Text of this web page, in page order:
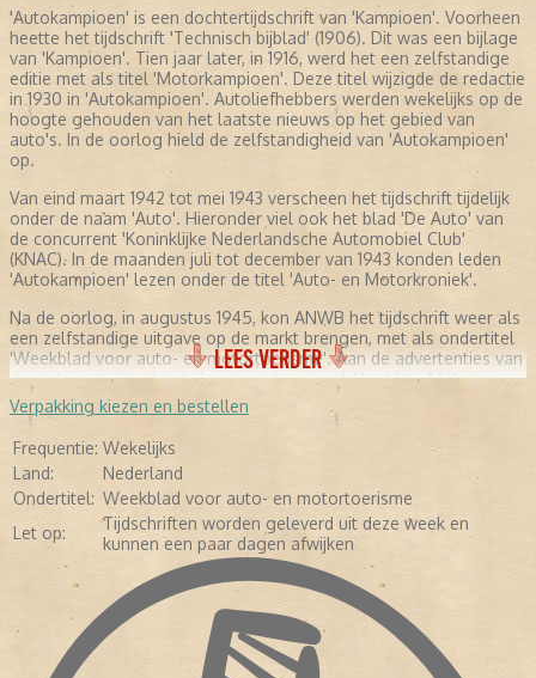
'Autokampioen' is een dochtertijdschrift van 'Kampioen'. Voorheen
heette het tijdschrift 'Technisch bijblad' (1906). Dit was een bijlage
van 'Kampioen'. Tien jaar later, in 1916, werd het een zelfstandige
editie met als titel 'Motorkampioen'. Deze titel wijzigde de redactie
in 1930 in 'Autokampioen'. Autoliefhebbers werden wekelijks op de
hoogte gehouden van het laatste nieuws op het gebied van
auto's. In de oorlog hield de zelfstandigheid van 'Autokampioen'
op.
Van eind maart 1942 tot mei 1943 verscheen het tijdschrift tijdelijk
onder de naam 'Auto'. Hieronder viel ook het blad 'De Auto' van
de concurrent 'Koninklijke Nederlandsche Automobiel Club'
(KNAC). In de maanden juli tot december van 1943 konden leden
'Autokampioen' lezen onder de titel 'Auto- en Motorkroniek'.
Na de oorlog, in augustus 1945, kon ANWB het tijdschrift weer als
een zelfstandige uitgave op de markt brengen, met als ondertitel
'Weekblad voor auto- en motortoerisme'. Aan de advertenties van
destijds is te zien dat de lezers niet veel geld hadden. Met name
professionele garages adverteerden met hun diensten. Daarnaast
werd de motorolie aangeprezen. In de jaren zeventig werd de
eerste 'Kampioen' in kleur gedrukt. Tevens kwam er meer geld vrij
voor het testen van auto's en meer fotografie. De redactie
besloot zich meer te gaan richten op mensen met kennis van
auto's. Hierdoor werd het blad minder geschikt voor leken. Vijftien
jaar later (in 1985) verscheen het tijdschrift in full color en in de
jaren negentig werd gebruikgemaakt van glossy-papier. Inmiddels
werd 'Autokampioen' nog maar tweewekelijks uitgebracht. Ook de
ondertitel verdween. De redactie hield de lezers nog steeds op de
hoogte door testverslagen van de nieuwste modellen te
publiceren, informatie te geven over occasions, experts aan het
woord laten en reportages over klassiekers en prototypes te
maken. In de loop der jaren liep de oplage en de advertentie
LEES VERDER
Verpakking kiezen en bestellen
Frequentie: Wekelijks
Land:
Nederland
Ondertitel: Weekblad voor auto- en motortoerisme
Let op:
Tijdschriften worden geleverd uit deze week en
kunnen een paar dagen afwijken